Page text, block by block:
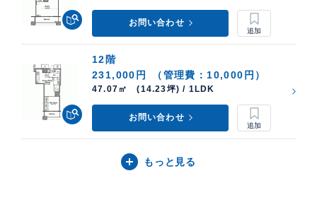
お問い合わせ
12階
231,000円
（管理費：10,000円）
47.07㎡ (14.23坪) / 1LDK
お問い合わせ
もっと見る